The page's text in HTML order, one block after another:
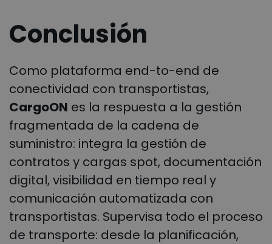
Conclusión
Como plataforma end-to-end de
conectividad con transportistas,
CargoON es la respuesta a la gestión
fragmentada de la cadena de
suministro: integra la gestión de
contratos y cargas spot, documentación
digital, visibilidad en tiempo real y
comunicación automatizada con
transportistas. Supervisa todo el proceso
de transporte: desde la planificación,